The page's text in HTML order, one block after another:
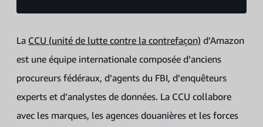
La CCU (unité de lutte contre la contrefaçon) d’Amazon
est une équipe internationale composée d’anciens
procureurs fédéraux, d’agents du FBI, d’enquêteurs
experts et d’analystes de données. La CCU collabore
avec les marques, les agences douanières et les forces